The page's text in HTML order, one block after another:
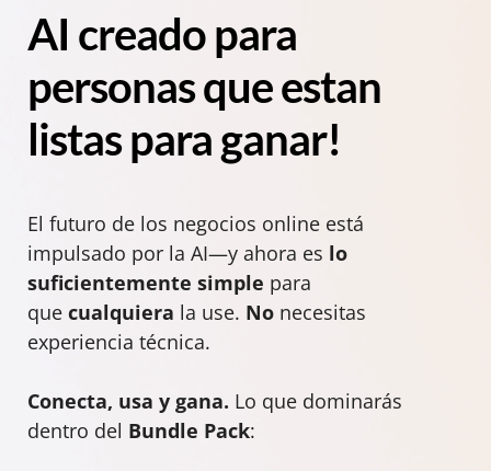
AI creado para
personas que estan
listas para ganar!
El futuro de los negocios online está
impulsado por la AI—y ahora es lo
suficientemente simple para
que cualquiera la use. No necesitas
experiencia técnica.
Conecta, usa y gana. Lo que dominarás
dentro del Bundle Pack: